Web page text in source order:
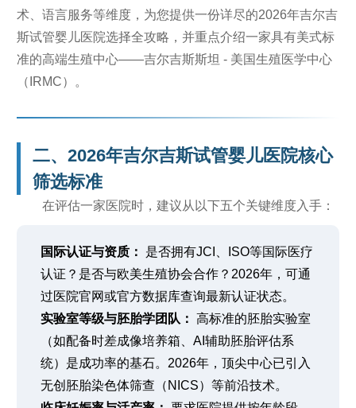
术、语言服务等维度，为您提供一份详尽的2026年吉尔吉
斯试管婴儿医院选择全攻略，并重点介绍一家具有美式标
准的高端生殖中心——吉尔吉斯斯坦 - 美国生殖医学中心
（IRMC）。
二、2026年吉尔吉斯试管婴儿医院核心
筛选标准
在评估一家医院时，建议从以下五个关键维度入手：
国际认证与资质：
是否拥有JCI、ISO等国际医疗
认证？是否与欧美生殖协会合作？2026年，可通
过医院官网或官方数据库查询最新认证状态。
实验室等级与胚胎学团队： 高标准的胚胎实验室
（如配备时差成像培养箱、AI辅助胚胎评估系
统）是成功率的基石。2026年，顶尖中心已引入
无创胚胎染色体筛查（NICS）等前沿技术。